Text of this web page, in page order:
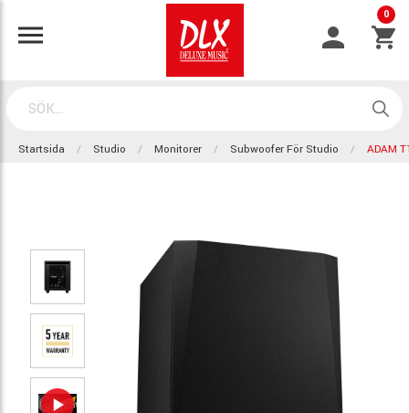
0
Startsida Studio Monitorer Subwoofer För Studio ADAM